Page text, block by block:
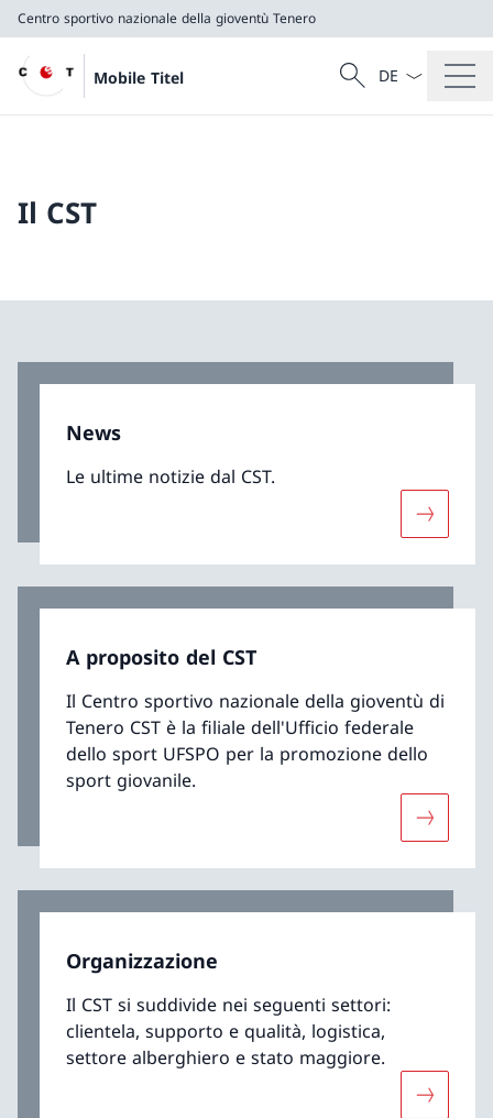
Centro sportivo nazionale della gioventù Tenero
Mobile Titel
Cercare
Ricerca
Dal menu a
Il CST
News
Le ultime notizie dal CST.
A proposito del CST
Il Centro sportivo nazionale della gioventù di
Tenero CST è la filiale dell'Ufficio federale
dello sport UFSPO per la promozione dello
sport giovanile.
Organizzazione
Il CST si suddivide nei seguenti settori:
clientela, supporto e qualità, logistica,
settore alberghiero e stato maggiore.